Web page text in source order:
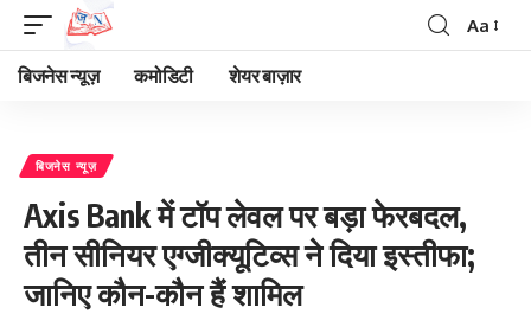
Font
Aa
बिजनेस न्यूज़ कमोडिटी शेयर बाज़ार
बिजनेस न्यूज़
Axis Bank में टॉप लेवल पर बड़ा फेरबदल,
तीन सीनियर एग्जीक्यूटिव्स ने दिया इस्तीफा;
जानिए कौन-कौन हैं शामिल